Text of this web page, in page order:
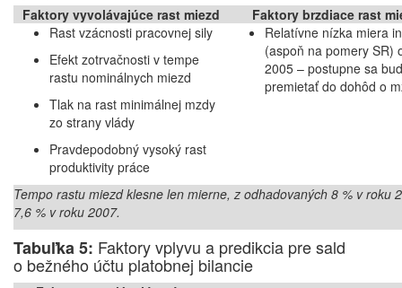
Faktory vyvolávajúce rast miezd
Faktory brzdiace rast
Rast vzácnosti pracovnej sily
Efekt zotrvačnosti v tempe
rastu nominálnych miezd
Tlak na rast minimálnej mzdy
zo strany vlády
Pravdepodobný vysoký rast
produktivity práce
Relatívne nízka miera
(aspoň na pomery SR)
2005 – postupne sa
premietať do dohôd o
Tempo rastu miezd klesne len mierne, z odhadovaných 8 % v roku
7,6 % v roku 2007.
Tabuľka 5: Faktory vplyvu a predikcia pre sald
o bežného účtu platobnej bilancie